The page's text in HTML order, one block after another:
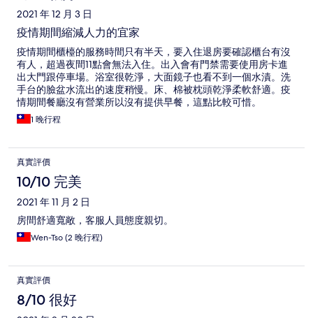
2021 年 12 月 3 日
疫情期間縮減人力的宜家
疫情期間櫃檯的服務時間只有半天，要入住退房要確認櫃台有沒
有人，超過夜間11點會無法入住。出入會有門禁需要使用房卡進
出大門跟停車場。浴室很乾淨，大面鏡子也看不到一個水漬。洗
手台的臉盆水流出的速度稍慢。床、棉被枕頭乾淨柔軟舒適。疫
情期間餐廳沒有營業所以沒有提供早餐，這點比較可惜。
1 晚行程
真實評價
10/10 完美
2021 年 11 月 2 日
房間舒適寬敞，客服人員態度親切。
Wen-Tso (2 晚行程)
真實評價
8/10 很好